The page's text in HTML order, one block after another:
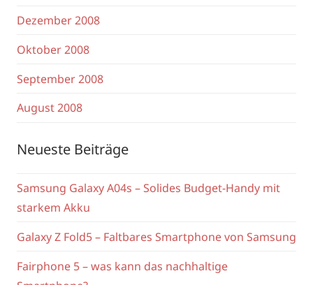
Dezember 2008
Oktober 2008
September 2008
August 2008
Neueste Beiträge
Samsung Galaxy A04s – Solides Budget-Handy mit
starkem Akku
Galaxy Z Fold5 – Faltbares Smartphone von Samsung
Fairphone 5 – was kann das nachhaltige